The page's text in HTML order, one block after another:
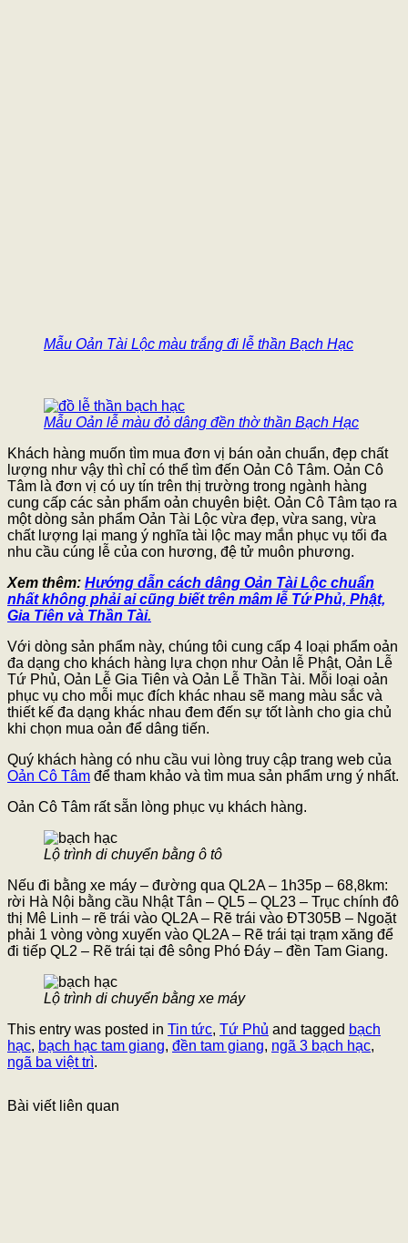
Mẫu Oản Tài Lộc màu trắng đi lễ thần Bạch Hạc
Mẫu Oản lễ màu đỏ dâng đền thờ thần Bạch Hạc
Khách hàng muốn tìm mua đơn vị bán oản chuẩn, đẹp chất
lượng như vậy thì chỉ có thể tìm đến Oản Cô Tâm. Oản Cô
Tâm là đơn vị có uy tín trên thị trường trong ngành hàng
cung cấp các sản phẩm oản chuyên biệt. Oản Cô Tâm tạo ra
một dòng sản phẩm Oản Tài Lộc vừa đẹp, vừa sang, vừa
chất lượng lại mang ý nghĩa tài lộc may mắn phục vụ tối đa
nhu cầu cúng lễ của con hương, đệ tử muôn phương.
Xem thêm: Hướng dẫn cách dâng Oản Tài Lộc chuẩn
nhất không phải ai cũng biết trên mâm lễ Tứ Phủ, Phật,
Gia Tiên và Thần Tài.
Với dòng sản phẩm này, chúng tôi cung cấp 4 loại phẩm oản
đa dạng cho khách hàng lựa chọn như Oản lễ Phật, Oản Lễ
Tứ Phủ, Oản Lễ Gia Tiên và Oản Lễ Thần Tài. Mỗi loại oản
phục vụ cho mỗi mục đích khác nhau sẽ mang màu sắc và
thiết kế đa dạng khác nhau đem đến sự tốt lành cho gia chủ
khi chọn mua oản để dâng tiến.
Quý khách hàng có nhu cầu vui lòng truy cập trang web của
Oản Cô Tâm để tham khảo và tìm mua sản phẩm ưng ý nhất.
Oản Cô Tâm rất sẵn lòng phục vụ khách hàng.
Lộ trình di chuyển bằng ô tô
Nếu đi bằng xe máy – đường qua QL2A – 1h35p – 68,8km:
rời Hà Nội bằng cầu Nhật Tân – QL5 – QL23 – Trục chính đô
thị Mê Linh – rẽ trái vào QL2A – Rẽ trái vào ĐT305B – Ngoặt
phải 1 vòng vòng xuyến vào QL2A – Rẽ trái tại trạm xăng để
đi tiếp QL2 – Rẽ trái tại đê sông Phó Đáy – đền Tam Giang.
Lộ trình di chuyển bằng xe máy
This entry was posted in Tin tức, Tứ Phủ and tagged bạch
hạc, bạch hạc tam giang, đền tam giang, ngã 3 bạch hạc,
ngã ba việt trì.
Bài viết liên quan